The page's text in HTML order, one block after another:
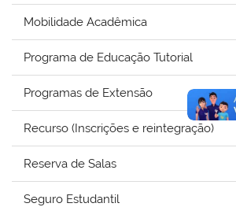
Mobilidade Acadêmica
Programa de Educação Tutorial
Programas de Extensão
Recurso (Inscrições e reintegração)
Reserva de Salas
Seguro Estudantil